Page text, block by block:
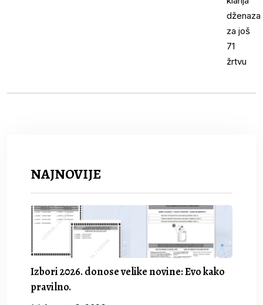
NAJNOVIJE
Izbori 2026. donose velike novine: Evo kako
pravilno.